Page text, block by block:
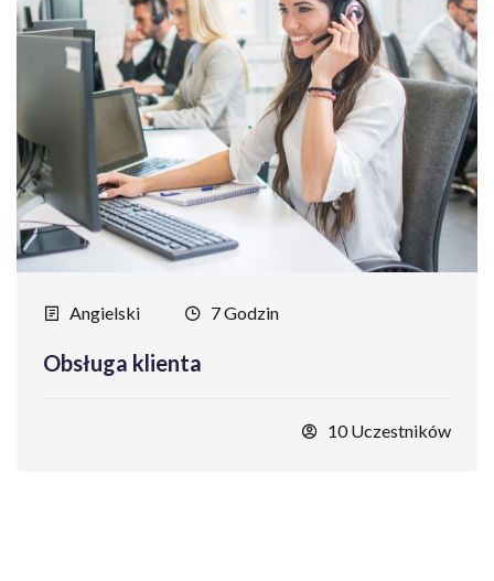
Angielski 7 Godzin
Obsługa klienta
10 Uczestników